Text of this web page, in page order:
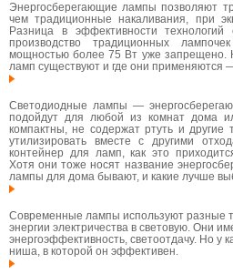
Энергосберегающие лампы позволяют
чем традиционные накаливания, при
Разница в эффективности
производство традиционных
мощностью более 75 Вт уже запрещено.
ламп существуют и где они применяются
Светодиодные лампы —
подойдут для любой из комнат дома
компактны, не содержат ртуть и
утилизировать вместе с другими
контейнер для ламп, как это
Хотя они тоже носят название
лампы для дома бывают, и какие лучше
Современные лампы используют разные
энергии электричества в световую. Они
энергоэффективность, светоотдачу. Но у
ниша, в которой он эффективен.